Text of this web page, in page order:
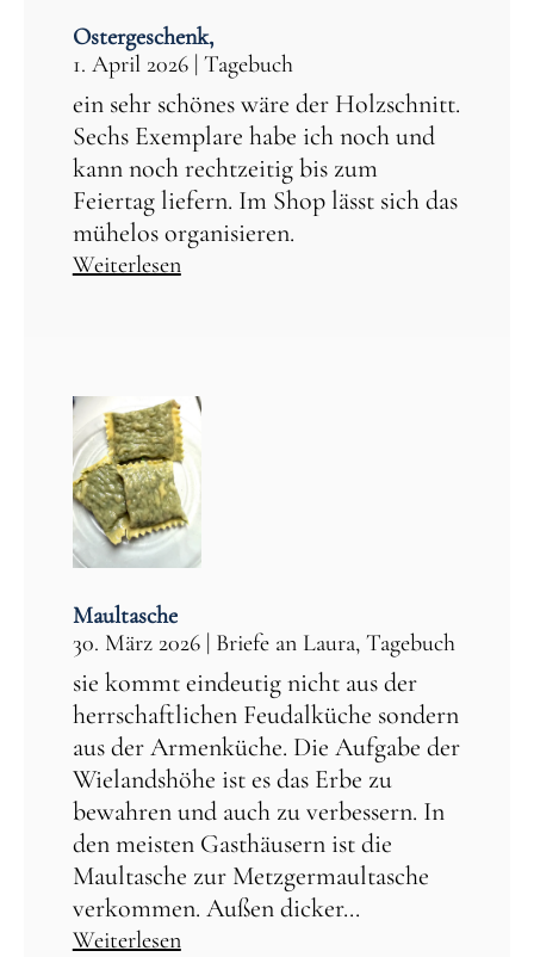
Ostergeschenk,
1. April 2026| Tagebuch
ein sehr schönes wäre der Holzschnitt.
Sechs Exemplare habe ich noch und
kann noch rechtzeitig bis zum
Feiertag liefern. Im Shop lässt sich das
mühelos organisieren.
Weiterlesen
Maultasche
30. März 2026| Briefe an Laura, Tagebuch
sie kommt eindeutig nicht aus der
herrschaftlichen Feudalküche sondern
aus der Armenküche. Die Aufgabe der
Wielandshöhe ist es das Erbe zu
bewahren und auch zu verbessern. In
den meisten Gasthäusern ist die
Maultasche zur Metzgermaultasche
verkommen. Außen dicker...
Weiterlesen